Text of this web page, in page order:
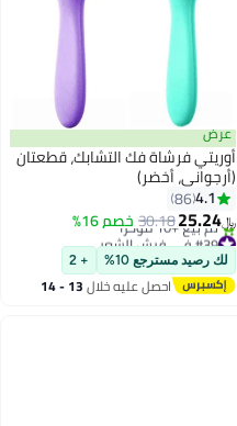
عرض
أوريتي فرشاة فك التشابك، قطعتان
(أرجواني، أخضر)
4.1
86
﷼‏25.24
30.18خصم 16%
#39 في فرش الشعر
أقل سعر في 30 يوم
تم بيع +10 مؤخرًا
#39 في فرش الشعر
لك رصيد مسترجع 10% + 2
احصل عليه خلال 13 - 14